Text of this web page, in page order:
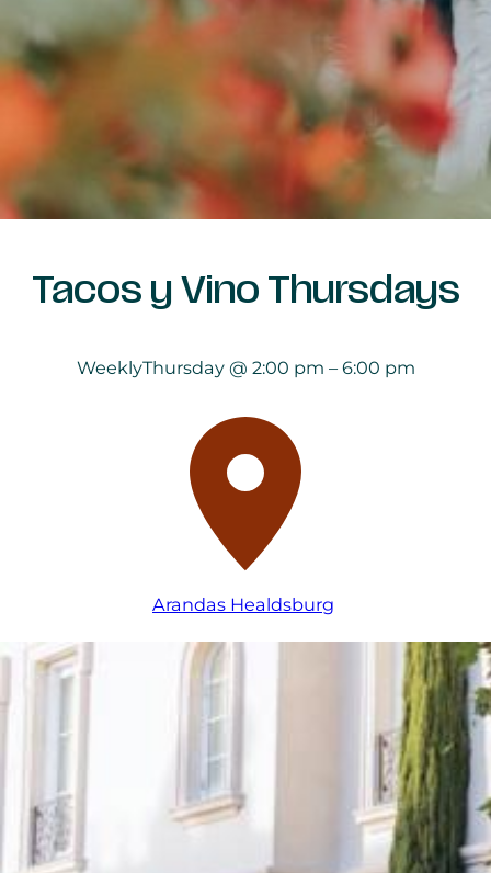
Tacos y Vino Thursdays
WeeklyThursday @ 2:00 pm – 6:00 pm
Arandas Healdsburg